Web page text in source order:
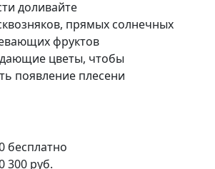
доливайте
прямых солнечных
фруктов
цветы, чтобы
появление плесени
бесплатно
300 руб.